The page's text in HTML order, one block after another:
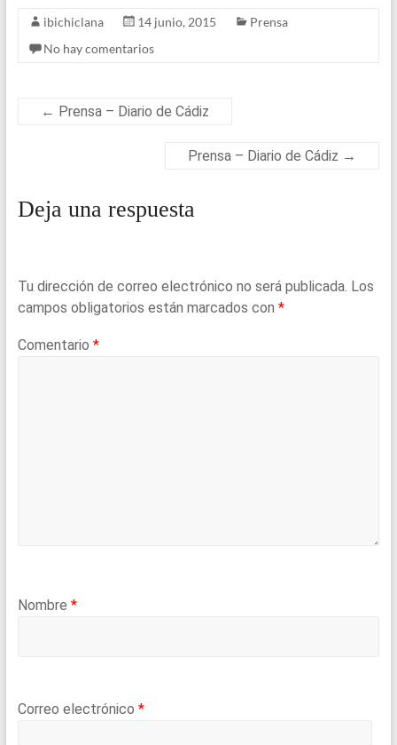
tt
er
ce
b
o
es
ky
ail at
p
p
ar
ibichiclana 14 junio, 2015
Prensa
No hay comentarios
← Prensa – Diario de Cádiz
Prensa – Diario de Cádiz →
Deja una respuesta
Tu dirección de correo electrónico no será publicada. Los
campos obligatorios están marcados con *
Comentario *
Nombre *
Correo electrónico *